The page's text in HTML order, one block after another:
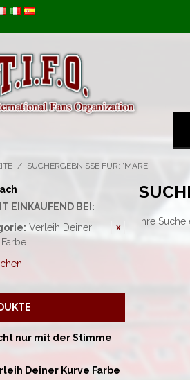
/ SUCHERGEBNISSE FÜR: 'MARE'
EINKAUFEND BEI:
Verleih Deiner
Ihre
nur mit der Stimme
Deiner Kurve Farbe